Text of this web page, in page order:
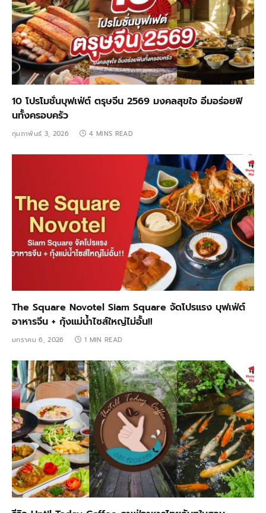
10 โปรโมชั่นบุฟเฟ่ต์ ตรุษจีน 2569 มงคลสุขใจ อิ่มอร่อยฟิ
นทั้งครอบครัว
กุมภาพันธ์ 3, 2026 4 MINS READ
The Square Novotel Siam Square จัดโปรแรง บุฟเฟ่ต์
อาหารจีน + กุ้งแม่น้ำไซส์ใหญ่ไม่อั้น!!
มกราคม 6, 2026 1 MIN READ